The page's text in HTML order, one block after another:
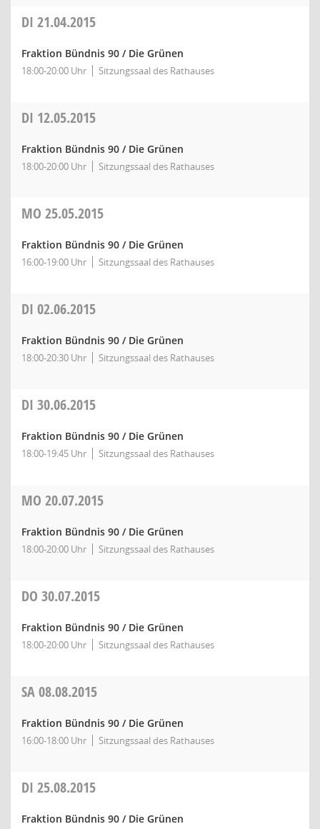
DI 21.04.2015
Fraktion Bündnis 90 / Die Grünen
18:00-20:00 Uhr Sitzungssaal des Rathauses
DI 12.05.2015
Fraktion Bündnis 90 / Die Grünen
18:00-20:00 Uhr Sitzungssaal des Rathauses
MO 25.05.2015
Fraktion Bündnis 90 / Die Grünen
16:00-19:00 Uhr Sitzungssaal des Rathauses
DI 02.06.2015
Fraktion Bündnis 90 / Die Grünen
18:00-20:30 Uhr Sitzungssaal des Rathauses
DI 30.06.2015
Fraktion Bündnis 90 / Die Grünen
18:00-19:45 Uhr Sitzungssaal des Rathauses
MO 20.07.2015
Fraktion Bündnis 90 / Die Grünen
18:00-20:00 Uhr Sitzungssaal des Rathauses
DO 30.07.2015
Fraktion Bündnis 90 / Die Grünen
18:00-20:00 Uhr Sitzungssaal des Rathauses
SA08.08.2015
Fraktion Bündnis 90 / Die Grünen
16:00-18:00 Uhr Sitzungssaal des Rathauses
DI 25.08.2015
Fraktion Bündnis 90 / Die Grünen